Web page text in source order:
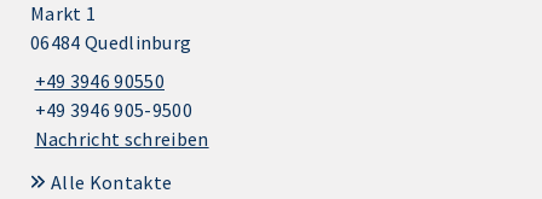
Markt 1
06484 Quedlinburg
+49 3946 90550
+49 3946 905-9500
Nachricht schreiben
Alle Kontakte